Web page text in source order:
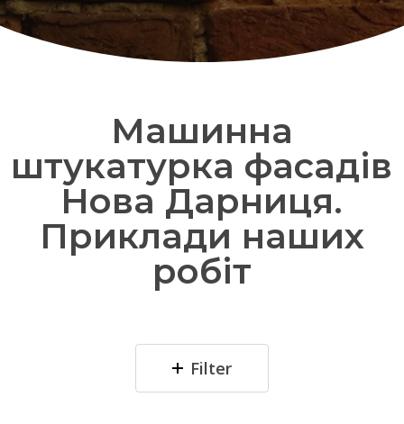
Машинна
штукатурка фасадів
Нова Дарниця.
Приклади наших
робіт
Filter